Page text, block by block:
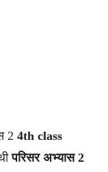
2 4th class
परिसर अभ्यास 2